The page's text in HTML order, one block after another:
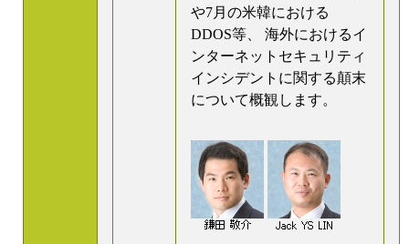
や7月の米韓における
DDOS等、 海外におけるイ
ンターネットセキュリティ
インシデントに関する顛末
について概観します。